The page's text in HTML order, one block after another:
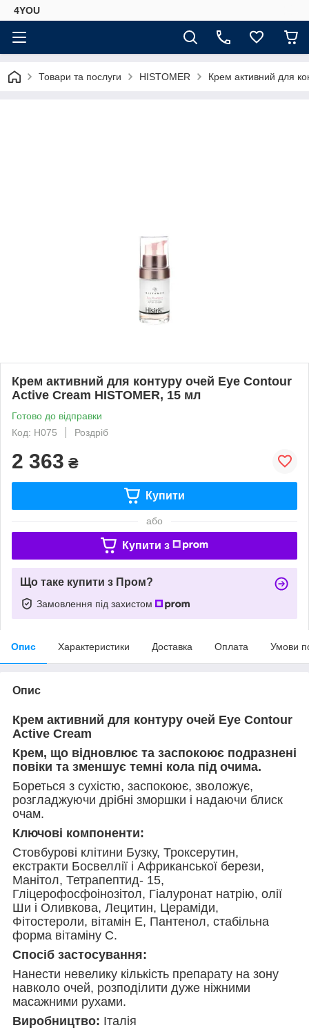
4YOU
Товари та послуги HISTOMER Крем активний для
Крем активний для контуру очей Eye Contour
Active Cream HISTOMER, 15 мл
Готово до відправки
Код: H075
Роздріб
2 363 ₴
Купити
або
Купити з
Що таке купити з Пром?
Замовлення під захистом
Опис Характеристики Доставка Оплата Умови
Опис
Крем активний для контуру очей Eye Contour
Active Cream
Крем, що відновлює та заспокоює подразнені
повіки та зменшує темні кола під очима.
Бореться з сухістю, заспокоює, зволожує,
розгладжуючи дрібні зморшки і надаючи блиск
очам.
Ключові компоненти:
Стовбурові клітини Бузку, Троксерутин,
екстракти Босвеллії і Африканської берези,
Манітол, Тетрапептид- 15,
Гліцерофосфоінозітол, Гіалуронат натрію, олії
Ши і Оливкова, Лецитин, Цераміди,
Фітостероли, вітамін Е, Пантенол, стабільна
форма вітаміну С.
Спосіб застосування:
Нанести невелику кількість препарату на зону
навколо очей, розподілити дуже ніжними
масажними рухами.
Виробництво: Італія